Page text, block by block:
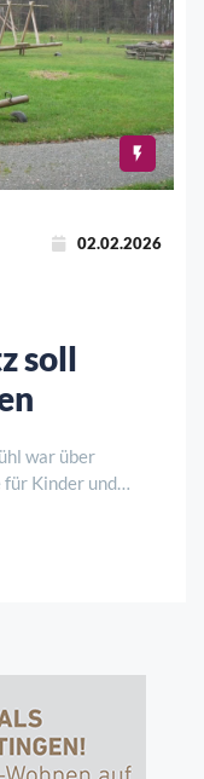
02.02.2026
soll
war über
Kinder und